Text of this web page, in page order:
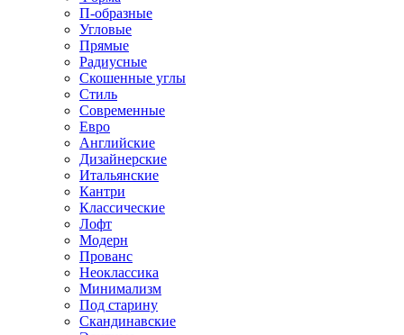
П-образные
Угловые
Прямые
Радиусные
Скошенные углы
Стиль
Современные
Евро
Английские
Дизайнерские
Итальянские
Кантри
Классические
Лофт
Модерн
Прованс
Неоклассика
Минимализм
Под старину
Скандинавские